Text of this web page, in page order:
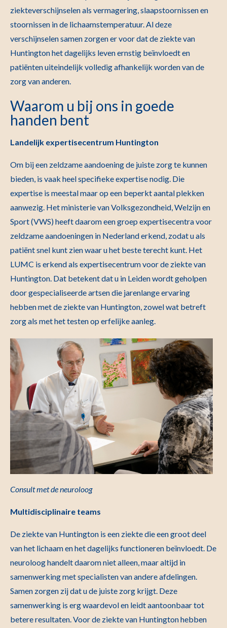
ziekteverschijnselen als vermagering, slaapstoornissen en
stoornissen in de lichaamstemperatuur. Al deze
verschijnselen samen zorgen er voor dat de ziekte van
Huntington het dagelijks leven ernstig beïnvloedt en
patiënten uiteindelijk volledig afhankelijk worden van de
zorg van anderen.
Waarom u bij ons in goede
handen bent
Landelijk expertisecentrum Huntington
Om bij een zeldzame aandoening de juiste zorg te kunnen
bieden, is vaak heel specifieke expertise nodig. Die
expertise is meestal maar op een beperkt aantal plekken
aanwezig. Het ministerie van Volksgezondheid, Welzijn en
Sport (VWS) heeft daarom een groep expertisecentra voor
zeldzame aandoeningen in Nederland erkend, zodat u als
patiënt snel kunt zien waar u het beste terecht kunt. Het
LUMC is erkend als expertisecentrum voor de ziekte van
Huntington. Dat betekent dat u in Leiden wordt geholpen
door gespecialiseerde artsen die jarenlange ervaring
hebben met de ziekte van Huntington, zowel wat betreft
zorg als met het testen op erfelijke aanleg.
Consult met de neuroloog
Multidisciplinaire teams
De ziekte van Huntington is een ziekte die een groot deel
van het lichaam en het dagelijks functioneren beïnvloedt. De
neuroloog handelt daarom niet alleen, maar altijd in
samenwerking met specialisten van andere afdelingen.
Samen zorgen zij dat u de juiste zorg krijgt. Deze
samenwerking is erg waardevol en leidt aantoonbaar tot
betere resultaten. Voor de ziekte van Huntington hebben